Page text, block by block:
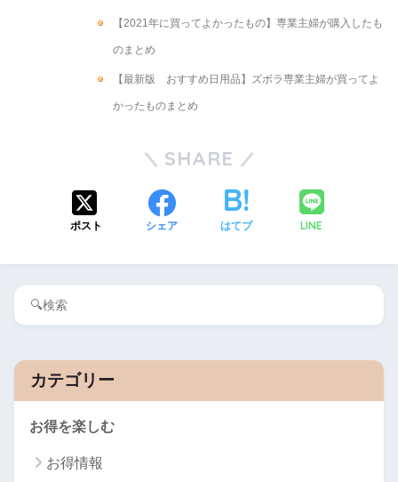
【2021年に買ってよかったもの】専業主婦が購入したも
のまとめ
【最新版 おすすめ日用品】ズボラ専業主婦が買ってよ
かったものまとめ
SHARE
ポスト シェア はてブ LINE
カテゴリー
お得を楽しむ
お得情報